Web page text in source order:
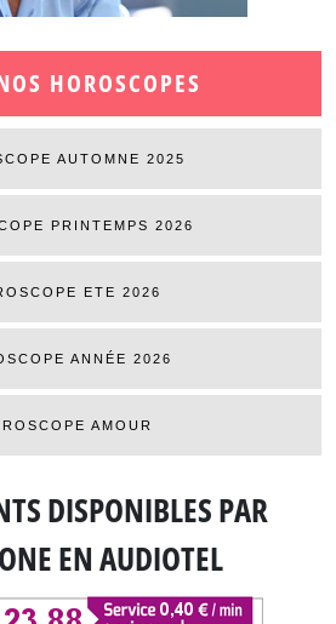
HOROSCOPES
AUTOMNE 2025
PRINTEMPS 2026
ETE 2026
ANNÉE 2026
AMOUR
DISPONIBLESPAR
EN AUDIOTEL